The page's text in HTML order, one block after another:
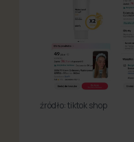
źródło: tiktok shop